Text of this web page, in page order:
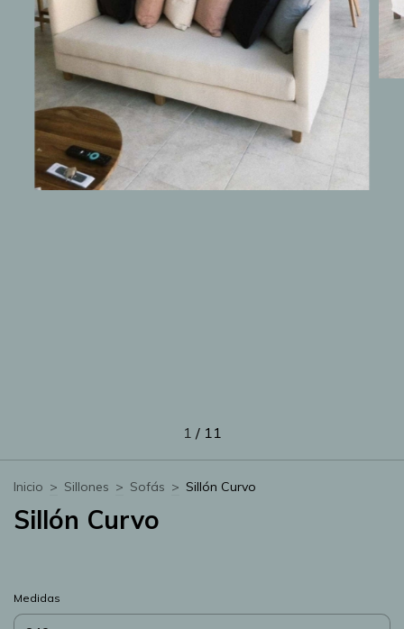
1 / 11
Inicio > Sillones > Sofás > Sillón Curvo
Sillón Curvo
Medidas